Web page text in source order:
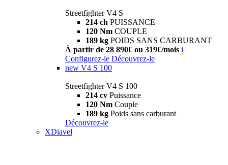
Streetfighter V4 S
214 ch PUISSANCE
120 Nm COUPLE
189 kg POIDS SANS CARBURANT
À partir de 28 890€ ou 319€/mois i
Configurez-le Découvrez-le
new V4 S 100
Streetfighter V4 S 100
214 cv Puissance
120 Nm Couple
189 kg Poids sans carburant
Découvrez-le
XDiavel